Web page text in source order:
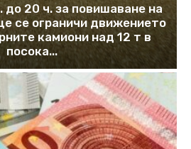
до 20 ч. за повишаване на
се ограничи движението
камиони над 12 т в
посока...